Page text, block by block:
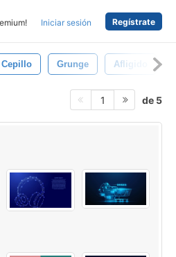
Iniciar sesión Regístrate
Cepillo Grunge Afligido
1 de 5